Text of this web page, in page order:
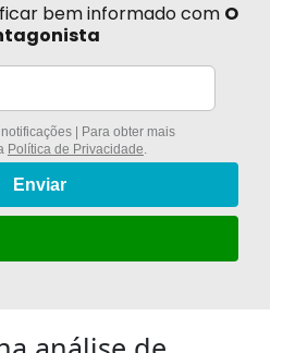
bem informado com O
| Para obter mais
Política de Privacidade.
Enviar